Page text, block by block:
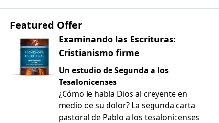
Featured Offer
Examinando las Escrituras:
Cristianismo firme
Un estudio de Segunda a los
Tesalonicenses
¿Cómo le habla Dios al creyente en
medio de su dolor? La segunda carta
pastoral de Pablo a los tesalonicenses